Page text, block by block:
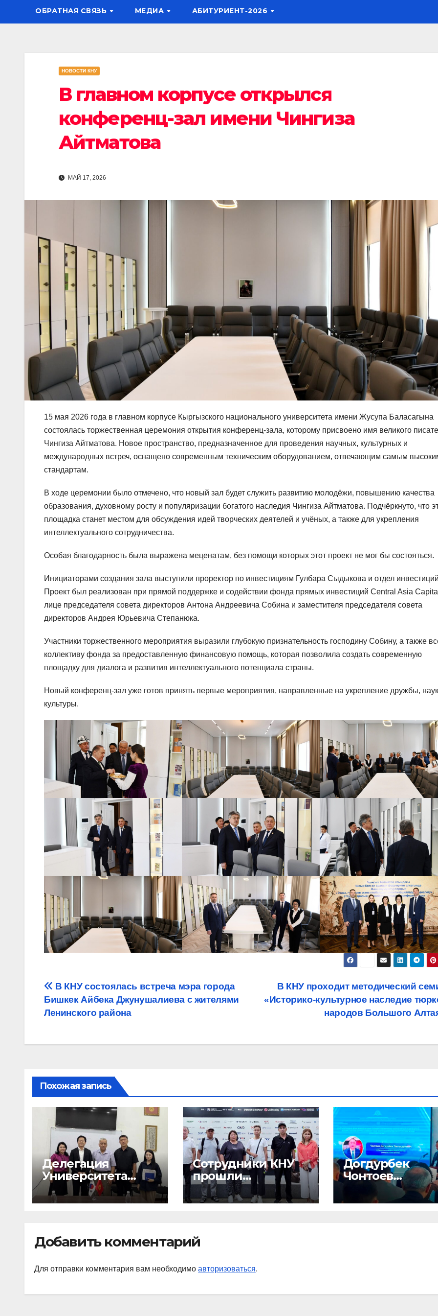
ОБРАТНАЯ СВЯЗЬ МЕДИА АБИТУРИЕНТ-2026
НОВОСТИ КНУ
В главном корпусе открылся
конференц-зал имени Чингиза
Айтматова
МАЙ 17, 2026
15 мая 2026 года в главном корпусе Кыргызского национального университета имени Жусупа Баласагына
состоялась торжественная церемония открытия конференц-зала, которому присвоено имя великого
Чингиза Айтматова. Новое пространство, предназначенное для проведения научных, культурных и
международных встреч, оснащено современным техническим оборудованием, отвечающим самым
стандартам.
В ходе церемонии было отмечено, что новый зал будет служить развитию молодёжи, повышению качества
образования, духовному росту и популяризации богатого наследия Чингиза Айтматова. Подчёркнуто, что
площадка станет местом для обсуждения идей творческих деятелей и учёных, а также для укрепления
интеллектуального сотрудничества.
Особая благодарность была выражена меценатам, без помощи которых этот проект не мог бы состояться.
Инициаторами создания зала выступили проректор по инвестициям Гулбара Сыдыкова и отдел
Проект был реализован при прямой поддержке и содействии фонда прямых инвестиций Central Asia
лице председателя совета директоров Антона Андреевича Собина и заместителя председателя совета
директоров Андрея Юрьевича Степанюка.
Участники торжественного мероприятия выразили глубокую признательность господину Собину, а также
коллективу фонда за предоставленную финансовую помощь, которая позволила создать современную
площадку для диалога и развития интеллектуального потенциала страны.
Новый конференц-зал уже готов принять первые мероприятия, направленные на укрепление дружбы,
культуры.
Навигация
по
В КНУ проходит методический
«Историко-культурное наследие
народов Большого
В КНУ состоялась встреча мэра города
Бишкек Айбека Джунушалиева с жителями
Ленинского района
Похожая запись
Делегация
Университета
Кемен
(Республика
национальный
университет
Сотрудники КНУ
прошли
стажировку в
Университете
Корея)
Догдурбек
Чонтоев
принимает
участие в III
Добавить комментарий
Для отправки комментария вам необходимо авторизоваться.